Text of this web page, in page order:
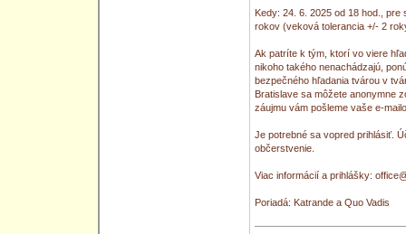
Kedy: 24. 6. 2025 od 18 hod.,
rokov (veková tolerancia +/- 2
Ak patríte k tým, ktorí vo viere
nikoho takého nenachádzajú,
bezpečného hľadania tvárou v
Bratislave sa môžete anonymne
záujmu vám pošleme vaše e-
Je potrebné sa vopred prihlásiť.
občerstvenie.
Viac informácií a prihlášky:
Poriadá: Katrande a Quo Vadis